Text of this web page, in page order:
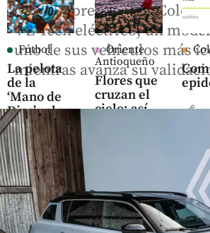
Fútbol
La pelota
de la
‘Mano de
Dios’ sale a
subasta:
¿cuánto
vale el
histórico
balón de
Maradona?
share
Oriente
Antioqueño
Flores que
cruzan el
cielo: así
en el
Oriente
antioqueño
share
Renault presentó en
4 E-Tech eléctrico, un
uno de sus vehículos más
mientras avanza su